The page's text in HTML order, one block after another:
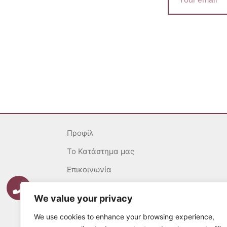
We value your privacy
We use cookies to enhance your browsing experience,
Προφίλ
To Κατάστημα μας
Επικοινωνία
Ασφάλεια Συναλλαγών
Πολιτική επιστροφών